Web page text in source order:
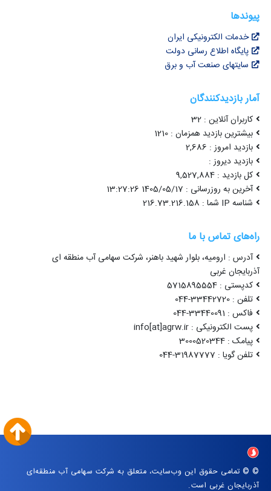
پیوندها
خدمات الکترونیکی ایران
پایگاه اطلاع رسانی دولت
سایتهای صنعت آب و برق
آمار بازدیدکنندگان
کاربران آنلاین : 32
بیشترین بازدید همزمان : 1210
بازدید امروز : 2,686
بازدید دیروز :
کل بازدید : 9,527,884
آخرین به روزرسانی : 1405/05/17 13:27:26
شناسه IP شما : 216.73.216.158
راه‌های تماس با ما
آدرس : ارومیه، بلوار شهید باهنر، شرکت سهامی آب منطقه ای
آذربایجان غربی
کدپستی : 5715895554
تلفن : 33442720-044
فاکس : 33440091-044
پست الکترونیکی : info[at]agrw.ir
پیامک : 3000520344
تلفن گویا : 31987777-044
© © تمامی حقوق این وب‌سایت، متعلق به شرکت سهامی آب منطقه‌ای
آذربایجان غربی است.